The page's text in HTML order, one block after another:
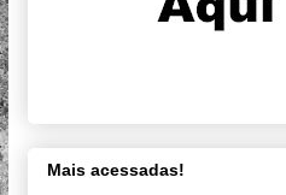
Mais acessadas!